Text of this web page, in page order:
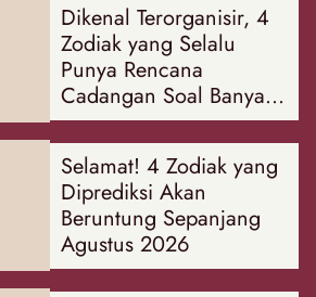
Dikenal Terorganisir, 4
Zodiak yang Selalu
Punya Rencana
Cadangan Soal Banyak
Hal
Selamat! 4 Zodiak yang
Diprediksi Akan
Beruntung Sepanjang
Agustus 2026